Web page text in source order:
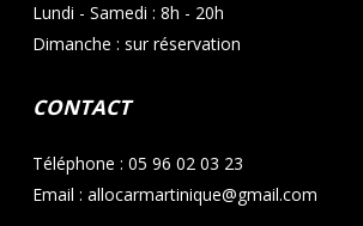
Lundi - Samedi : 8h - 20h
Dimanche : sur réservation
CONTACT
Téléphone : 05 96 02 03 23
Email : allocarmartinique@gmail.com